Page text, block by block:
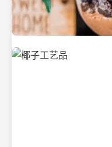
美味的椰子食品